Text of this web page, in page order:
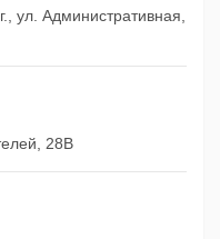
ул. Административная,
28В